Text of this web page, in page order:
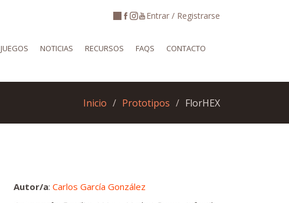
Entrar / Registrarse
JUEGOS NOTICIAS RECURSOS FAQS CONTACTO
Inicio Prototipos FlorHEX
Autor/a: Carlos García González